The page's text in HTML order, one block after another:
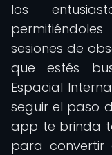
los
sesiones de
que estés
Espacial
seguir el paso
app te brinda
para convertir